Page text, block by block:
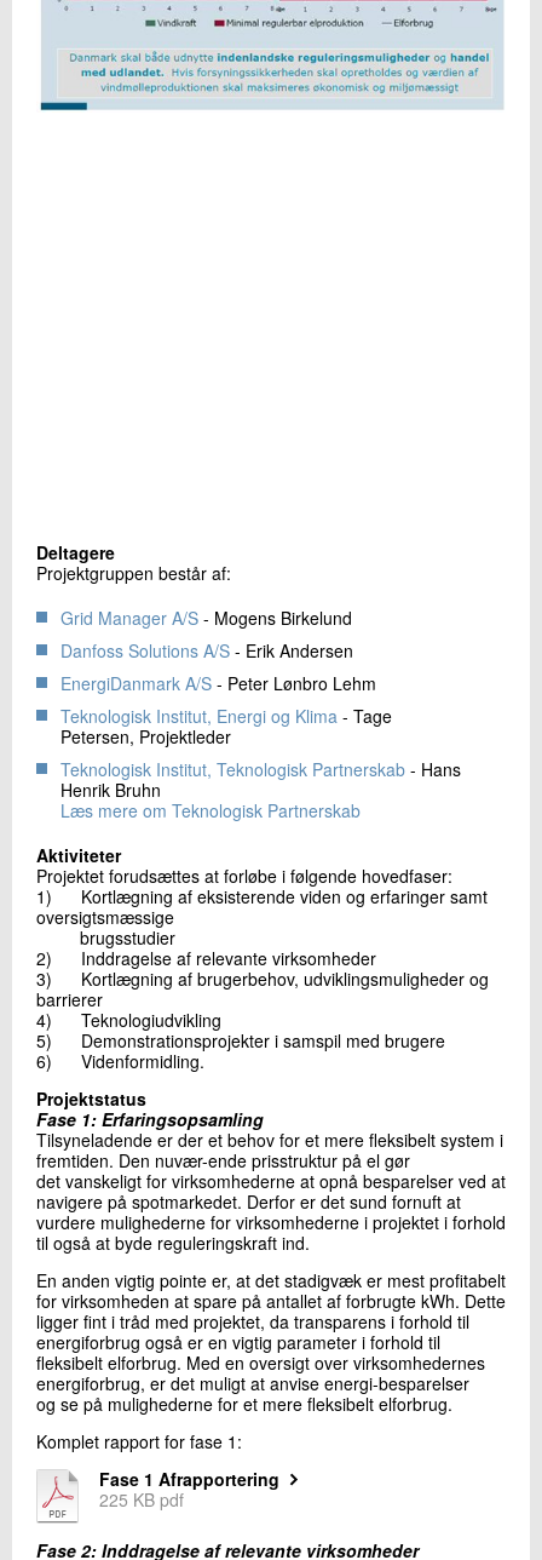
Deltagere
Projektgruppen består af:
Grid Manager A/S - Mogens Birkelund
Danfoss Solutions A/S - Erik Andersen
EnergiDanmark A/S - Peter Lønbro Lehm
Teknologisk Institut, Energi og Klima - Tage
Petersen, Projektleder
Teknologisk Institut, Teknologisk Partnerskab - Hans
Henrik Bruhn
Læs mere om Teknologisk Partnerskab
Aktiviteter
Projektet forudsættes at forløbe i følgende hovedfaser:
1) Kortlægning af eksisterende viden og erfaringer samt
oversigtsmæssige
brugsstudier
2) Inddragelse af relevante virksomheder
3) Kortlægning af brugerbehov, udviklingsmuligheder og
barrierer
4) Teknologiudvikling
5) Demonstrationsprojekter i samspil med brugere
6) Videnformidling.
Projektstatus
Fase 1: Erfaringsopsamling
Tilsyneladende er der et behov for et mere fleksibelt system i
fremtiden. Den nuvær-ende prisstruktur på el gør
det vanskeligt for virksomhederne at opnå besparelser ved at
navigere på spotmarkedet. Derfor er det sund fornuft at
vurdere mulighederne for virksomhederne i projektet i forhold
til også at byde reguleringskraft ind.
En anden vigtig pointe er, at det stadigvæk er mest profitabelt
for virksomheden at spare på antallet af forbrugte kWh. Dette
ligger fint i tråd med projektet, da transparens i forhold til
energiforbrug også er en vigtig parameter i forhold til
fleksibelt elforbrug. Med en oversigt over virksomhedernes
energiforbrug, er det muligt at anvise energi-besparelser
og se på mulighederne for et mere fleksibelt elforbrug.
Komplet rapport for fase 1:
Fase 1 Afrapportering
225 KB pdf
Fase 2: Inddragelse af relevante virksomheder